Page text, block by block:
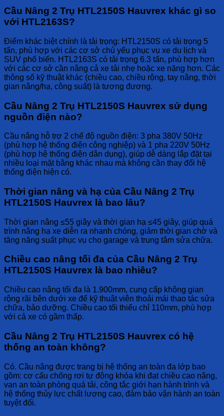
Cầu Nâng 2 Trụ HTL2150S Hauvrex khác gì so
với HTL2163S?
Điểm khác biệt chính là tải trọng: HTL2150S có tải trọng 5
tấn, phù hợp với các cơ sở chủ yếu phục vụ xe du lịch và
SUV phổ biến. HTL2163S có tải trọng 6.3 tấn, phù hợp hơn
với các cơ sở cần nâng cả xe tải nhẹ hoặc xe nặng hơn. Các
thông số kỹ thuật khác (chiều cao, chiều rộng, tay nâng, thời
gian nâng/hạ, công suất) là tương đương.
Cầu Nâng 2 Trụ HTL2150S Hauvrex sử dụng
nguồn điện nào?
Cầu nâng hỗ trợ 2 chế độ nguồn điện: 3 pha 380V 50Hz
(phù hợp hệ thống điện công nghiệp) và 1 pha 220V 50Hz
(phù hợp hệ thống điện dân dụng), giúp dễ dàng lắp đặt tại
nhiều loại mặt bằng khác nhau mà không cần thay đổi hệ
thống điện hiện có.
Thời gian nâng và hạ của Cầu Nâng 2 Trụ
HTL2150S Hauvrex là bao lâu?
Thời gian nâng ≤55 giây và thời gian hạ ≤45 giây, giúp quá
trình nâng hạ xe diễn ra nhanh chóng, giảm thời gian chờ và
tăng năng suất phục vụ cho garage và trung tâm sửa chữa.
Chiều cao nâng tối đa của Cầu Nâng 2 Trụ
HTL2150S Hauvrex là bao nhiêu?
Chiều cao nâng tối đa là 1.900mm, cung cấp không gian
rộng rãi bên dưới xe để kỹ thuật viên thoải mái thao tác sửa
chữa, bảo dưỡng. Chiều cao tối thiểu chỉ 110mm, phù hợp
với cả xe có gầm thấp.
Cầu Nâng 2 Trụ HTL2150S Hauvrex có hệ
thống an toàn không?
Có. Cầu nâng được trang bị hệ thống an toàn đa lớp bao
gồm: cơ cấu chống rơi tự động khóa khi đạt chiều cao nâng,
van an toàn phòng quá tải, công tắc giới hạn hành trình và
hệ thống thủy lực chất lượng cao, đảm bảo vận hành an toàn
tuyệt đối.